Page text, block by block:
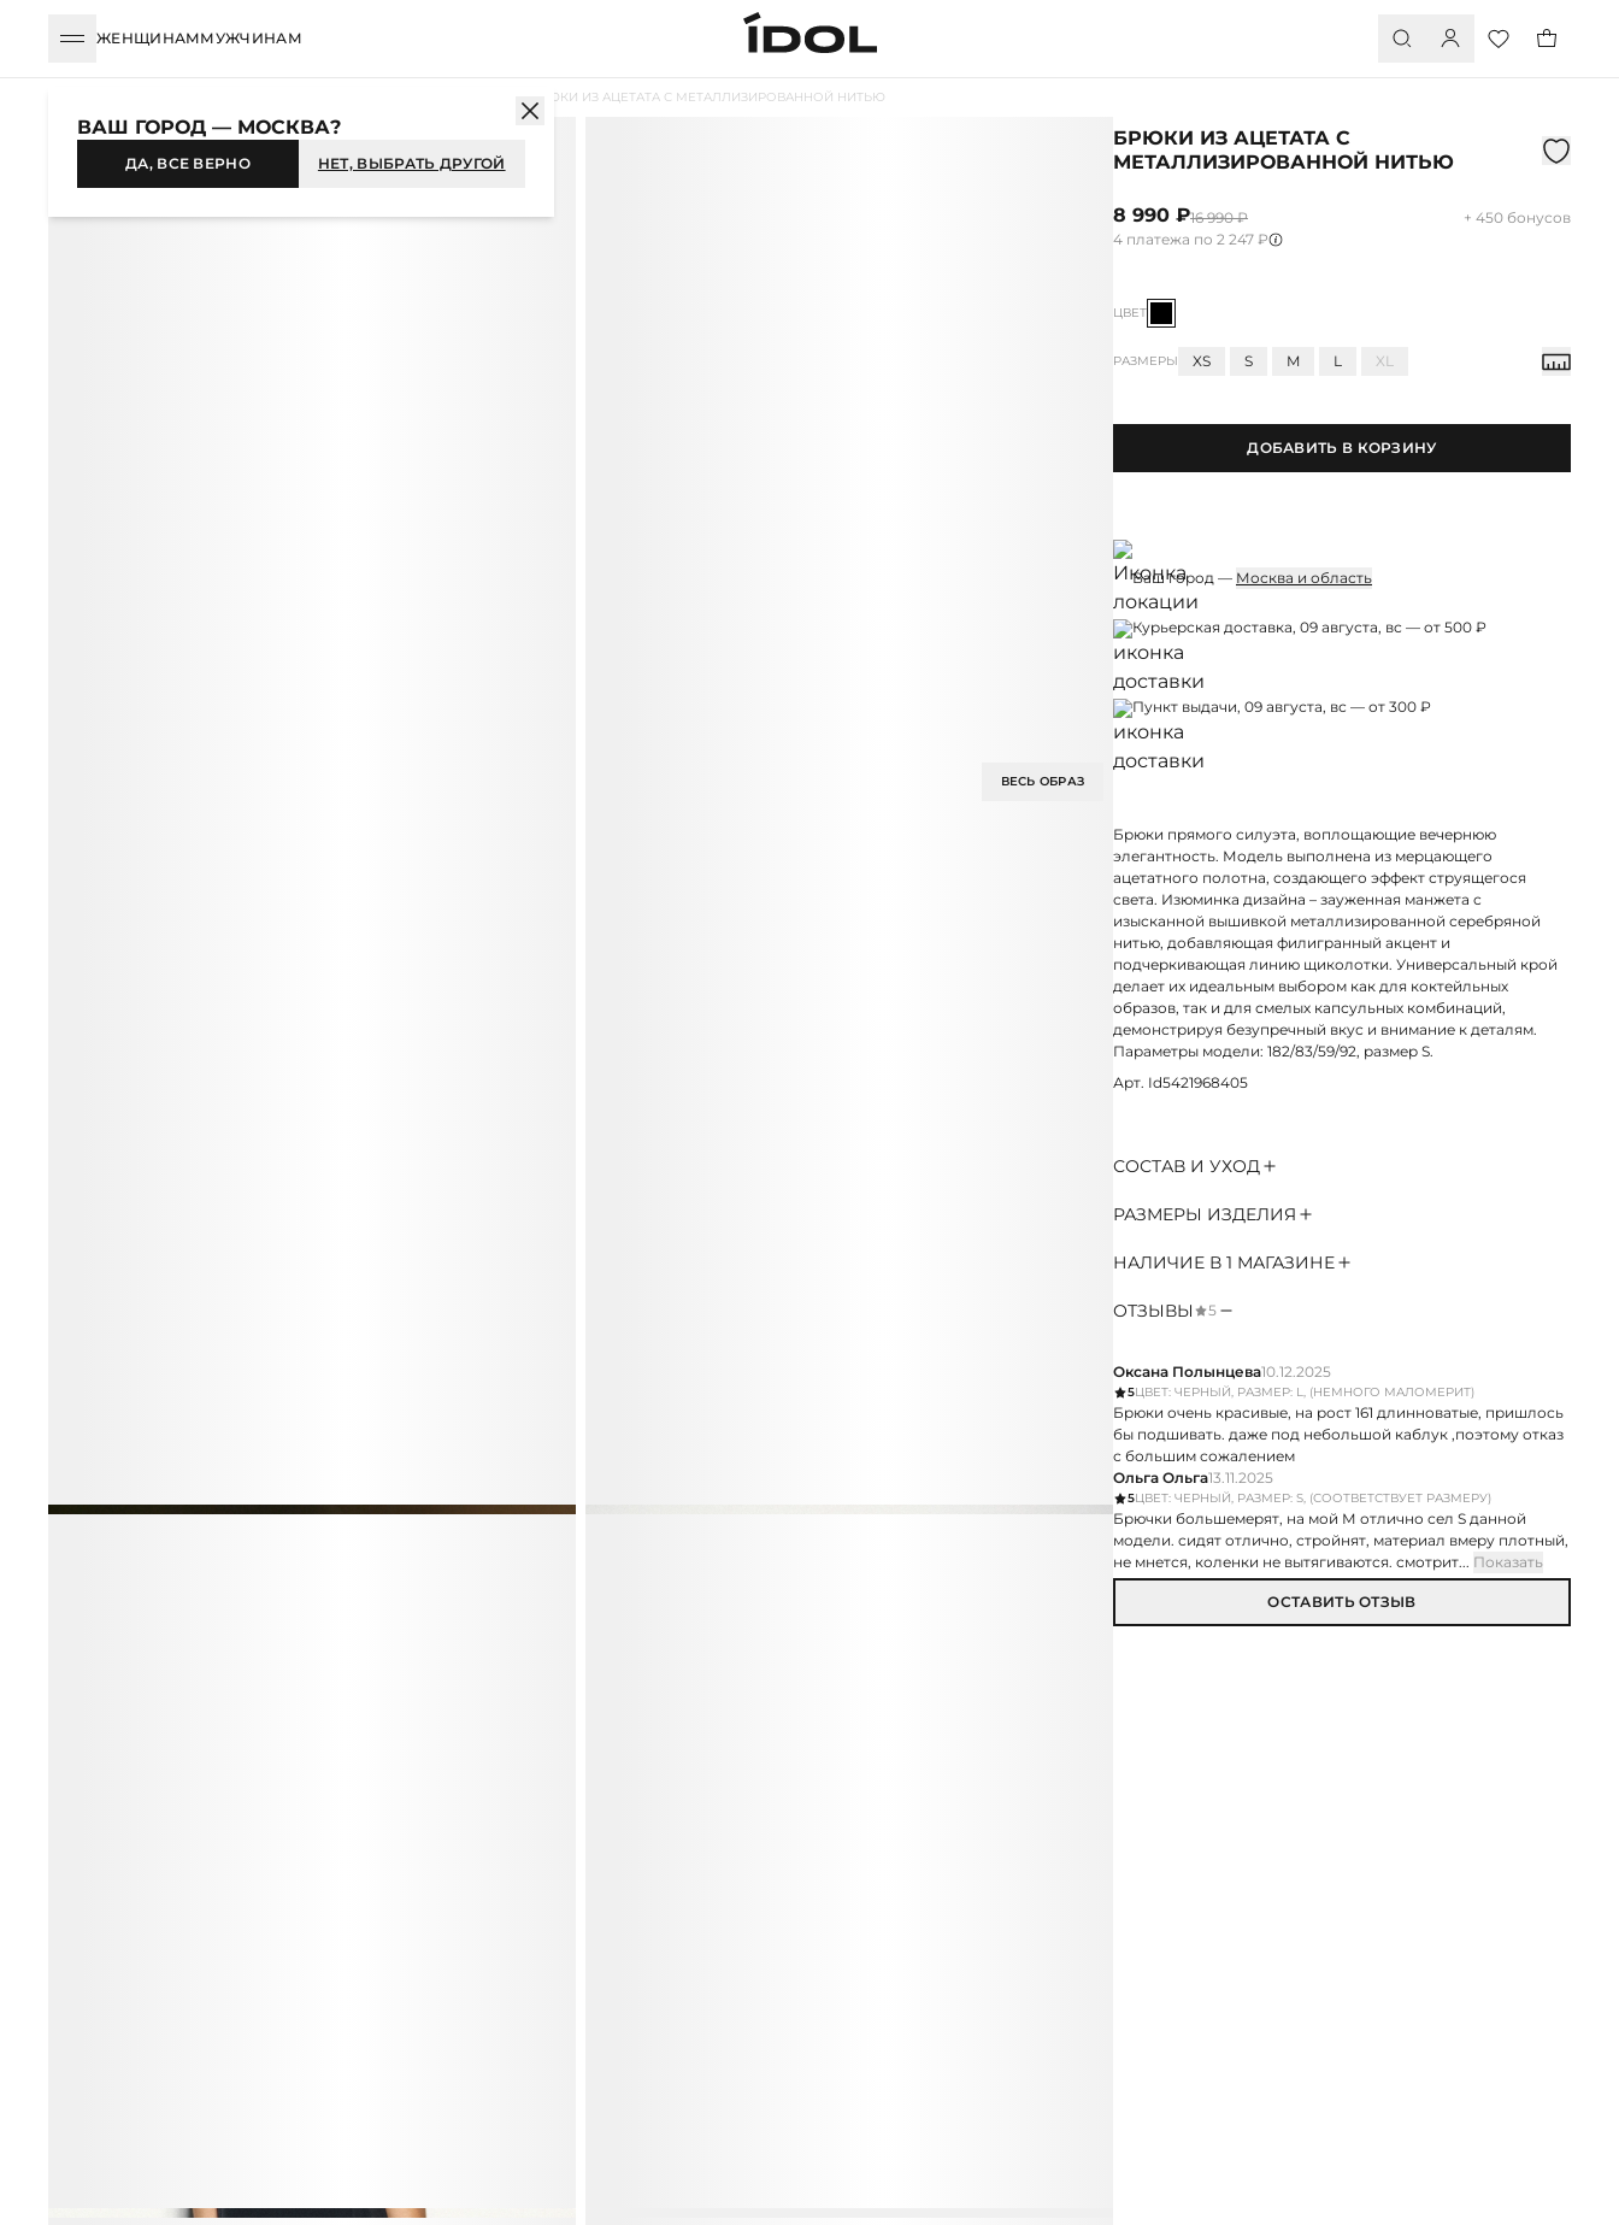
ЖЕНЩИНАММУЖЧИНАМ
БРЮКИ ИЗ АЦЕТАТА С МЕТАЛЛИЗИРОВАННОЙ НИТЬЮ
ВЕСЬ ОБРАЗ
БРЮКИ ИЗ АЦЕТАТА С
МЕТАЛЛИЗИРОВАННОЙ НИТЬЮ
8 990 ₽16 990 ₽
+ 450 бонусов
4 платежа по 2 247 ₽
ЦВЕТ
РАЗМЕРЫ XS S M L XL
ДОБАВИТЬ В КОРЗИНУ
Ваш город — Москва и область
Курьерская доставка, 09 августа, вс — от 500 ₽
Пункт выдачи, 09 августа, вс — от 300 ₽
Брюки прямого силуэта, воплощающие вечернюю
элегантность. Модель выполнена из мерцающего
ацетатного полотна, создающего эффект струящегося
света. Изюминка дизайна – зауженная манжета с
изысканной вышивкой металлизированной серебряной
нитью, добавляющая филигранный акцент и
подчеркивающая линию щиколотки. Универсальный крой
делает их идеальным выбором как для коктейльных
образов, так и для смелых капсульных комбинаций,
демонстрируя безупречный вкус и внимание к деталям.
Параметры модели: 182/83/59/92, размер S.
Арт. Id5421968405
СОСТАВ И УХОД
РАЗМЕРЫ ИЗДЕЛИЯ
НАЛИЧИЕ В 1 МАГАЗИНЕ
ОТЗЫВЫ 5
Оксана Полынцева10.12.2025
5ЦВЕТ: ЧЕРНЫЙ, РАЗМЕР: L, (НЕМНОГО МАЛОМЕРИТ)
Брюки очень красивые, на рост 161 длинноватые, пришлось
бы подшивать. даже под небольшой каблук ,поэтому отказ
с большим сожалением
Ольга Ольга13.11.2025
5ЦВЕТ: ЧЕРНЫЙ, РАЗМЕР: S, (СООТВЕТСТВУЕТ РАЗМЕРУ)
Брючки большемерят, на мой М отлично сел S данной
модели. сидят отлично, стройнят, материал вмеру плотный,
не мнется, коленки не вытягиваются. смотрит... Показать
ОСТАВИТЬ ОТЗЫВ
ВАШ ГОРОД — МОСКВА?
ДА, ВСЕ ВЕРНО НЕТ, ВЫБРАТЬ ДРУГОЙ